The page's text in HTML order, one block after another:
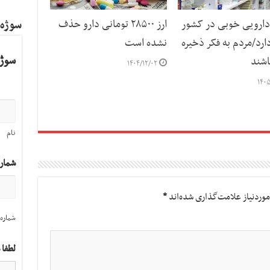
خوبی در کشور
مردم به فکر ذخیره
۱۱
ارز ۲۸۵۰۰ تومانی دارو حذف
نشده است
۱۴۰۴/۱۲/۰۲
علامت‌گذاری شده‌اند*
نام